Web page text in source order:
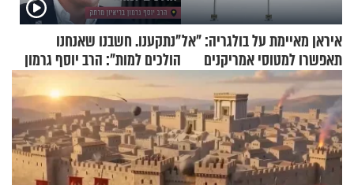
איראן מאיימת על בולגריה: "אל
תאפשרו למטוסי אמריקנים
להמריא מהשטח שלכם"
"נתקענו. חשבנו שאנחנו
הולכים למות": הרב יוסף גרמון
בריאיון מרתק